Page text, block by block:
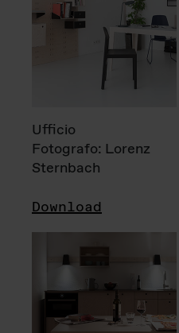
Ufficio
Fotografo: Lorenz
Sternbach
Download